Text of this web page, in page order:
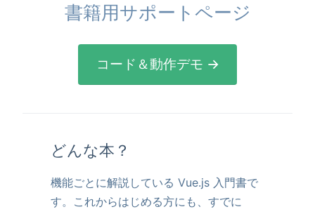
書籍用サポートページ
コード＆動作デモ →
どんな本？
機能ごとに解説している Vue.js 入門書で
す。これからはじめる方にも、すでに